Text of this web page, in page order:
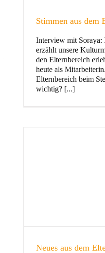
und
Stimmen aus dem
Interview mit Soraya:
erzählt unsere
den Elternbereich
heute als
Elternbereich beim
wichtig? [...]
Neues aus dem